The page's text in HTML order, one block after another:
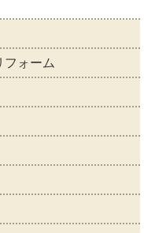
フォーム